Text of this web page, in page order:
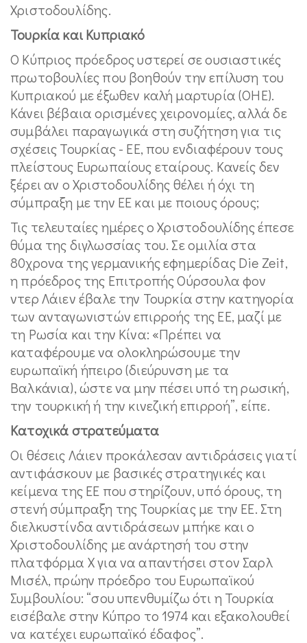
Χριστοδουλίδης.
Τουρκία και Κυπριακό
Ο Κύπριος πρόεδρος υστερεί σε ουσιαστικές
πρωτοβουλίες που βοηθούν την επίλυση του
Κυπριακού με έξωθεν καλή μαρτυρία (ΟΗΕ).
Κάνει βέβαια ορισμένες χειρονομίες, αλλά δε
συμβάλει παραγωγικά στη συζήτηση για τις
σχέσεις Τουρκίας - ΕΕ, που ενδιαφέρουν τους
πλείστους Ευρωπαίους εταίρους. Κανείς δεν
ξέρει αν ο Χριστοδουλίδης θέλει ή όχι τη
σύμπραξη με την ΕΕ και με ποιους όρους;
Τις τελευταίες ημέρες ο Χριστοδουλίδης έπεσε
θύμα της διγλωσσίας του. Σε ομιλία στα
80χρονα της γερμανικής εφημερίδας Die Zeit,
η πρόεδρος της Επιτροπής Ούρσουλα φον
ντερ Λάιεν έβαλε την Τουρκία στην κατηγορία
των ανταγωνιστών επιρροής της ΕΕ, μαζί με
τη Ρωσία και την Κίνα: «Πρέπει να
καταφέρουμε να ολοκληρώσουμε την
ευρωπαϊκή ήπειρο (διεύρυνση με τα
Βαλκάνια), ώστε να μην πέσει υπό τη ρωσική,
την τουρκική ή την κινεζική επιρροή”, είπε.
Κατοχικά στρατεύματα
Οι θέσεις Λάιεν προκάλεσαν αντιδράσεις γιατί
αντιφάσκουν με βασικές στρατηγικές και
κείμενα της ΕΕ που στηρίζουν, υπό όρους, τη
στενή σύμπραξη της Τουρκίας με την ΕΕ. Στη
διελκυστίνδα αντιδράσεων μπήκε και ο
Χριστοδουλίδης με ανάρτησή του στην
πλατφόρμα Χ για να απαντήσει στον Σαρλ
Μισέλ, πρώην πρόεδρο του Ευρωπαϊκού
Συμβουλίου: “σου υπενθυμίζω ότι η Τουρκία
εισέβαλε στην Κύπρο το 1974 και εξακολουθεί
να κατέχει ευρωπαϊκό έδαφος”.